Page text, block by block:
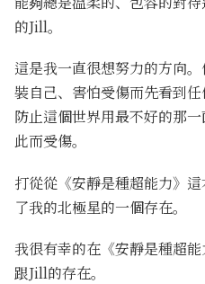
的Jill。
這是我一直很想努力的方向
裝自己、害怕受傷而先看到
防止這個世界用最不好的那
此而受傷。
打從從《安靜是種超能力》
了我的北極星的一個存在。
我很有幸的在《安靜是種超
跟Jill的存在。